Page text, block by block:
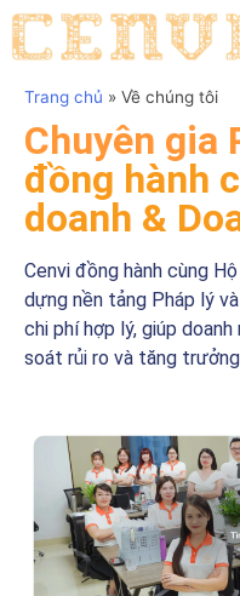
Trang chủ » Về chúng tôi
Chuyên gia
đồng hành
doanh &
Cenvi đồng hành cùng
dựng nền tảng Pháp lý
chi phí hợp lý, giúp
soát rủi ro và tăng